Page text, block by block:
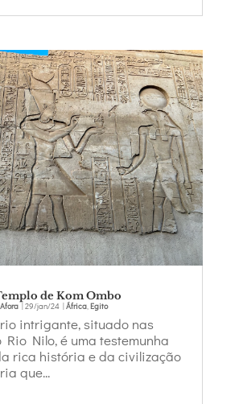
de Kom Ombo
| 29/jan/24| África, Egito
intrigante, situado nas
Rio Nilo, é uma testemunha
rica história e da civilização
que...